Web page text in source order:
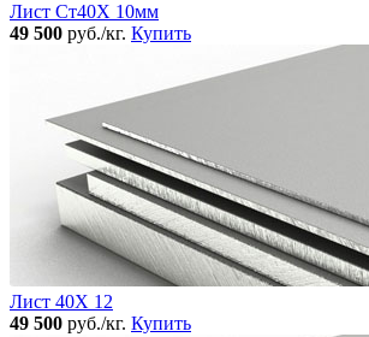
Лист Ст40Х 10мм
49 500 руб./кг. Купить
Лист 40Х 12
49 500 руб./кг. Купить